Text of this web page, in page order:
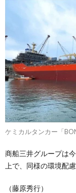
ケミカルタンカー「
商船三井グループは
上で、同様の環境配
（藤原秀行）